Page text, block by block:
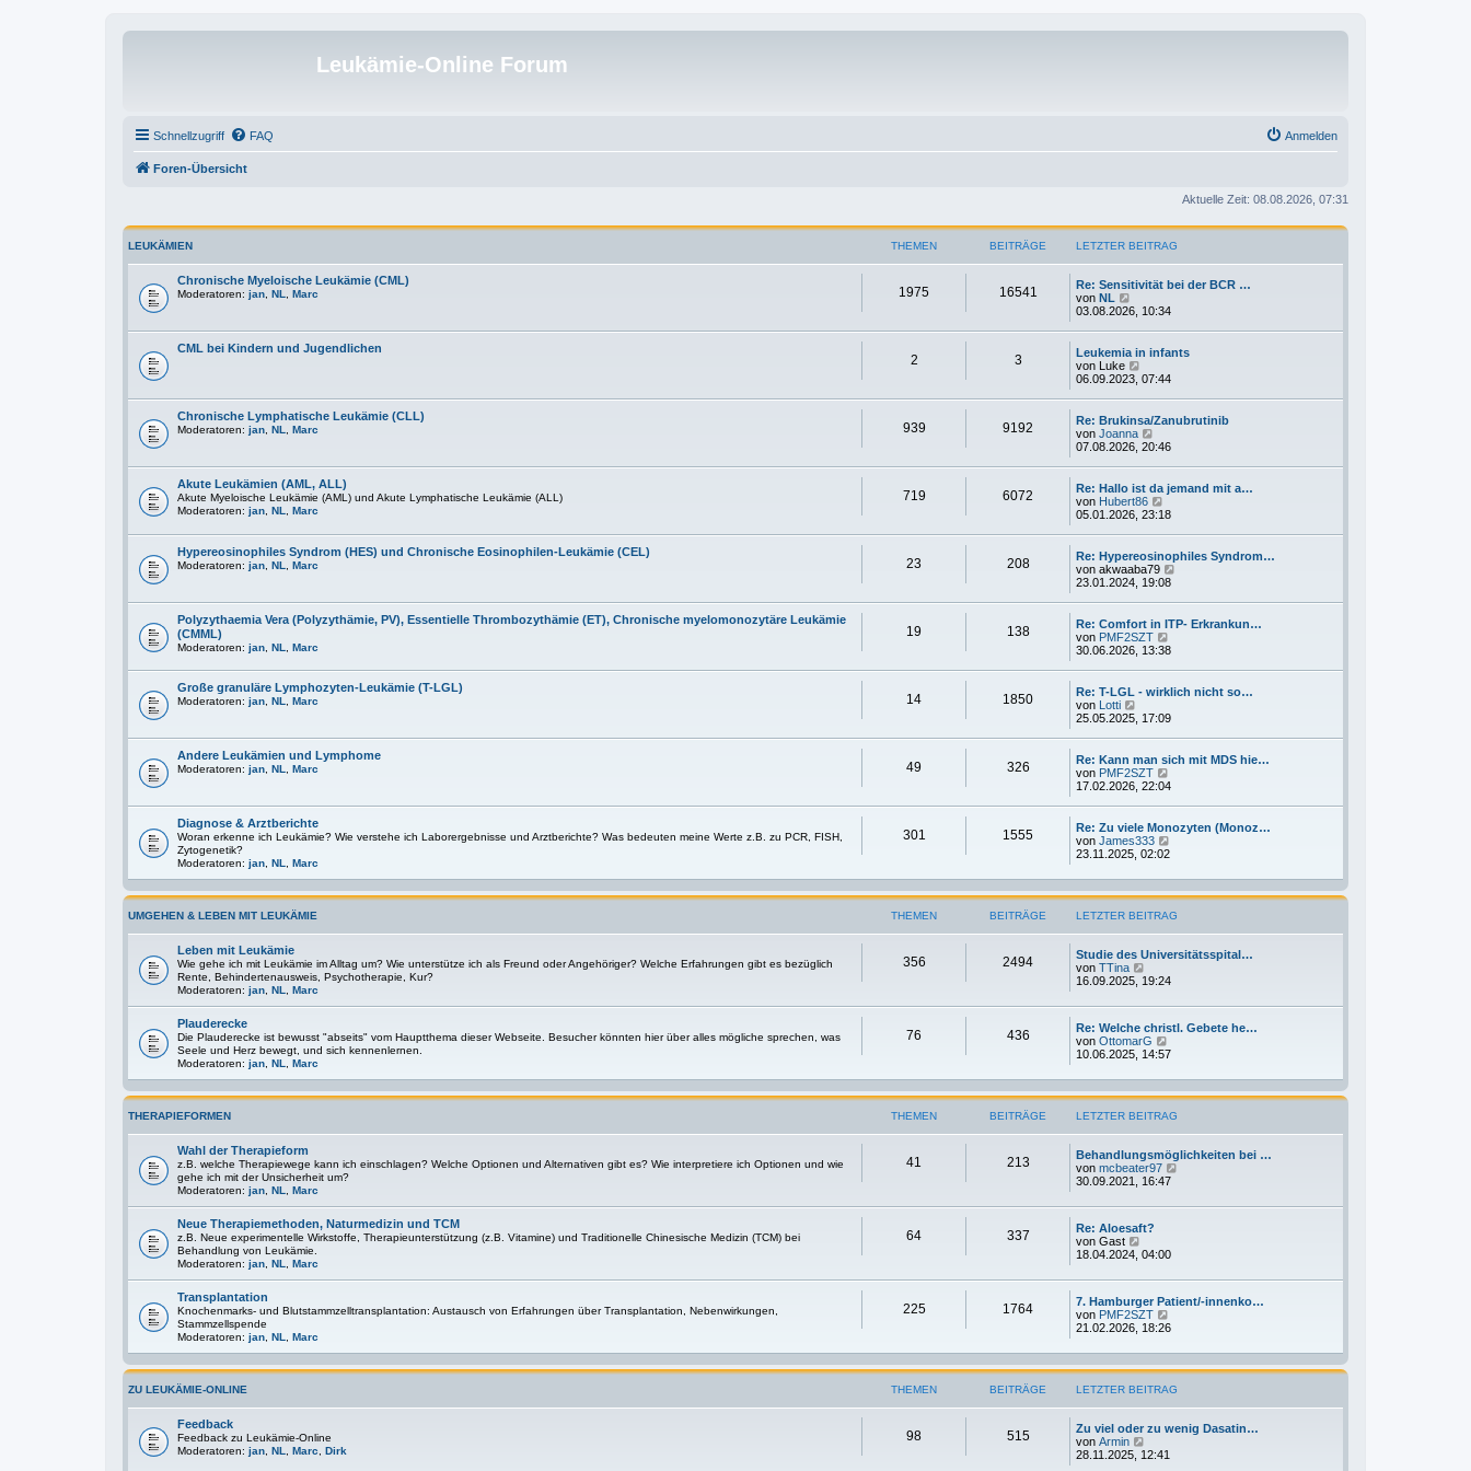
Leukämie-Online Forum
Schnellzugriff FAQ Anmelden
Foren-Übersicht
Aktuelle Zeit: 08.08.2026, 07:31
LEUKÄMIEN THEMEN BEITRÄGE LETZTER BEITRAG
Chronische Myeloische Leukämie (CML)
Moderatoren: jan NL Marc 1975 16541
Re: Sensitivität bei der BCR …
von NL
e
e
s
t
e
B
i
t
r
a
03.08.2026, 10:34
CML bei Kindern und Jugendlichen
2 3
Leukemia in infants
von Luke
e
e
s
t
e
B
e
i
t
r
a
06.09.2023, 07:44
Chronische Lymphatische Leukämie (CLL)
Moderatoren: jan NL Marc 939 9192
Re: Brukinsa/Zanubrutinib
von Joanna
e
e
s
t
e
B
e
i
t
r
a
07.08.2026, 20:46
Akute Leukämien (AML, ALL)
Akute Myeloische Leukämie (AML) und Akute Lymphatische Leukämie (ALL)
Moderatoren: jan NL Marc
719 6072
Re: Hallo ist da jemand mit a…
von Hubert86
e
e
s
t
e
B
e
i
t
r
a
05.01.2026, 23:18
Hypereosinophiles Syndrom (HES) und Chronische Eosinophilen-Leukämie (CEL)
Moderatoren: jan NL Marc 23 208
Re: Hypereosinophiles Syndrom…
von akwaaba79
e
s
B
e
i
a
23.01.2024, 19:08
Polyzythaemia Vera (Polyzythämie, PV), Essentielle Thrombozythämie (ET), Chronische myelomonozytäre Leukämie
(CMML)
Moderatoren: jan NL Marc
19 138
Re: Comfort in ITP- Erkrankun…
von PMF2SZT
e
e
s
e
B
e
i
t
r
a
30.06.2026, 13:38
Große granuläre Lymphozyten-Leukämie (T-LGL)
Moderatoren: jan NL Marc 14 1850
Re: T-LGL - wirklich nicht so…
von Lotti
e
e
s
t
e
r
B
e
i
t
r
25.05.2025, 17:09
Andere Leukämien und Lymphome
Moderatoren: jan NL Marc 49 326
Re: Kann man sich mit MDS hie…
von PMF2SZT
e
e
s
e
B
e
i
t
g
17.02.2026, 22:04
Diagnose & Arztberichte
Woran erkenne ich Leukämie? Wie verstehe ich Laborergebnisse und Arztberichte? Was bedeuten meine Werte z.B. zu PCR, FISH,
Zytogenetik?
Moderatoren: jan NL Marc
301 1555
Re: Zu viele Monozyten (Monoz…
von James333
e
s
e
r
e
t
a
g
23.11.2025, 02:02
UMGEHEN & LEBEN MIT LEUKÄMIE THEMEN BEITRÄGE LETZTER BEITRAG
Leben mit Leukämie
Wie gehe ich mit Leukämie im Alltag um? Wie unterstütze ich als Freund oder Angehöriger? Welche Erfahrungen gibt es bezüglich
Rente, Behindertenausweis, Psychotherapie, Kur?
Moderatoren: jan NL Marc
356 2494
Studie des Universitätsspital…
von TTina
e
e
t
e
r
e
i
t
r
a
g
16.09.2025, 19:24
Plauderecke
Die Plauderecke ist bewusst "abseits" vom Hauptthema dieser Webseite. Besucher könnten hier über alles mögliche sprechen, was
Seele und Herz bewegt, und sich kennenlernen.
Moderatoren: jan NL Marc
76 436
Re: Welche christl. Gebete he…
von OttomarG
e
e
s
e
r
e
i
t
a
10.06.2025, 14:57
THERAPIEFORMEN THEMEN BEITRÄGE LETZTER BEITRAG
Wahl der Therapieform
z.B. welche Therapiewege kann ich einschlagen? Welche Optionen und Alternativen gibt es? Wie interpretiere ich Optionen und wie
gehe ich mit der Unsicherheit um?
Moderatoren: jan NL Marc
41 213
Behandlungsmöglichkeiten bei …
von mcbeater97
e
e
i
g
30.09.2021, 16:47
Neue Therapiemethoden, Naturmedizin und TCM
z.B. Neue experimentelle Wirkstoffe, Therapieunterstützung (z.B. Vitamine) und Traditionelle Chinesische Medizin (TCM) bei
Behandlung von Leukämie.
Moderatoren: jan NL Marc
64 337
Re: Aloesaft?
von Gast
e
e
t
e
r
e
i
t
r
a
g
18.04.2024, 04:00
Transplantation
Knochenmarks- und Blutstammzelltransplantation: Austausch von Erfahrungen über Transplantation, Nebenwirkungen,
Stammzellspende
Moderatoren: jan NL Marc
225 1764
7. Hamburger Patient/-innenko…
von PMF2SZT
e
e
s
e
r
e
t
21.02.2026, 18:26
ZU LEUKÄMIE-ONLINE THEMEN BEITRÄGE LETZTER BEITRAG
Feedback
Feedback zu Leukämie-Online
Moderatoren: jan NL Marc Dirk
98 515
Zu viel oder zu wenig Dasatin…
von Armin
e
28.11.2025, 12:41